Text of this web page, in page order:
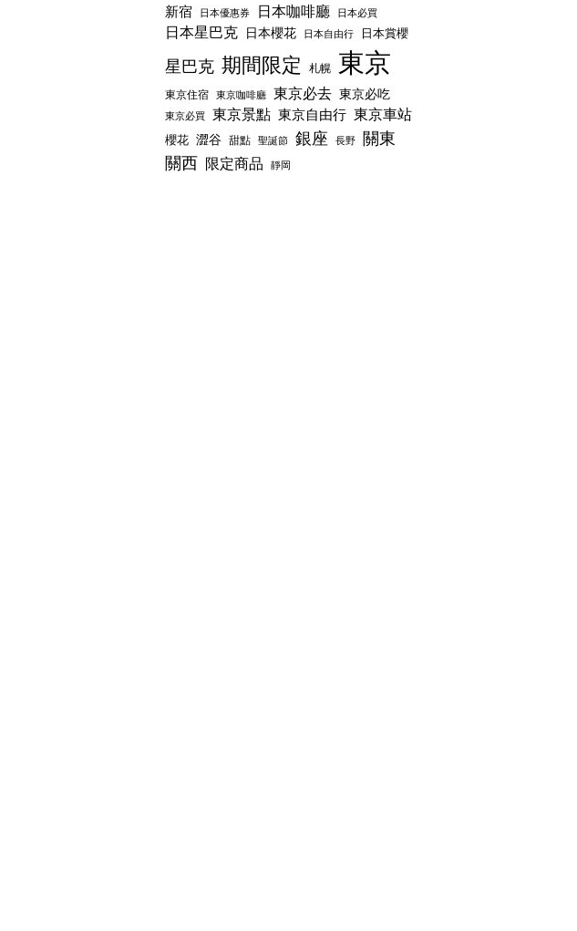
新宿 日本優惠券 日本咖啡廳 日本必買
日本星巴克 日本櫻花 日本自由行 日本賞櫻
星巴克 期間限定 札幌 東京
東京住宿 東京咖啡廳 東京必去 東京必吃
東京必買 東京景點 東京自由行 東京車站
櫻花 澀谷 甜點 聖誕節 銀座 長野 關東
關西 限定商品 靜岡